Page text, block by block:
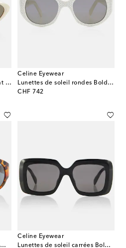
Lunettes de soleil œil-de-chat Celine Thin
Celine Eyewear
Lunettes de soleil rondes Bold 3 Dots à ornements
CHF 742
original price
Lunettes de soleil ovales Triomphe
Celine Eyewear
Lunettes de soleil carrées Bold 3 Dots